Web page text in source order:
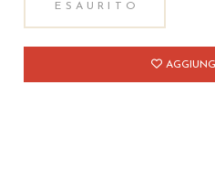
ESAURITO